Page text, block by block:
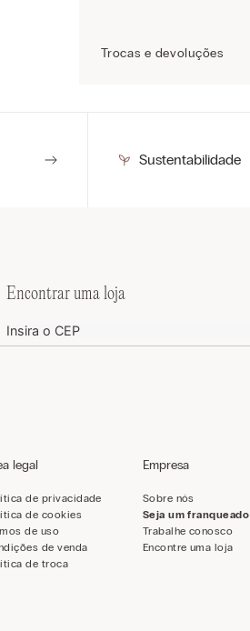
Trocas e devoluções
Sustentabilidade
Encontrar uma loja
legal
de privacidade
de cookies
de uso
de venda
de troca
Empresa
Sobre nós
Seja um franqueado
Trabalhe conosco
Encontre uma loja